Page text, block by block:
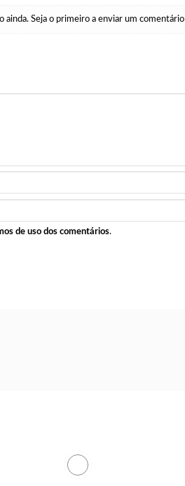
ainda. Seja o primeiro a enviar um comentário
de uso dos comentários.